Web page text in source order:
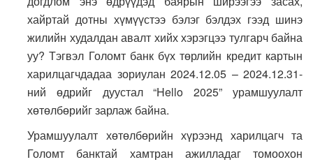
хайртай дотны хүмүүстээ бэлэг бэлдэх гээд шинэ
жилийн худалдан авалт хийх хэрэгцээ тулгарч байна
уу? Тэгвэл Голомт банк бүх төрлийн кредит картын
харилцагчдадаа зориулан 2024.12.05 – 2024.12.31-
ний өдрийг дуустал “Hello 2025” урамшуулалт
хөтөлбөрийг зарлаж байна.
Урамшуулалт хөтөлбөрийн хүрээнд харилцагч та
Голомт банктай хамтран ажилладаг томоохон